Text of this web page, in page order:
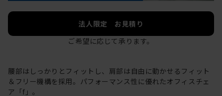
法人限定 お見積り
ご希望に応じて承ります。
腰部はしっかりとフィットし、肩部は自由に動かせるフィット
＆フリー機構を採用。パフォーマンス性に優れたオフィスチェ
ア「f」。